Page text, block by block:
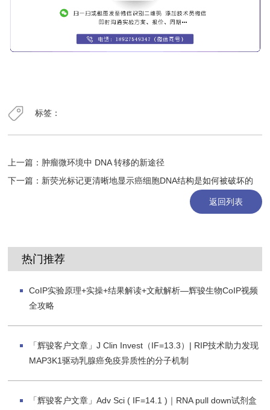
标签：
上一篇： 肿瘤微环境中 DNA 转移的新途径
下一篇： 新荧光标记更清晰地显示癌细胞DNA结构是如何被破坏的
返回列表
热门推荐
CoIP实验原理+实操+结果解读+文献解析—辉骏生物CoIP视频
全攻略
「辉骏客户文章」J Clin Invest（IF=13.3）| RIP技术助力发现
MAP3K1驱动乳腺癌免疫异质性的分子机制
「辉骏客户文章」Adv Sci ( IF=14.1 )｜RNA pull down试剂盒